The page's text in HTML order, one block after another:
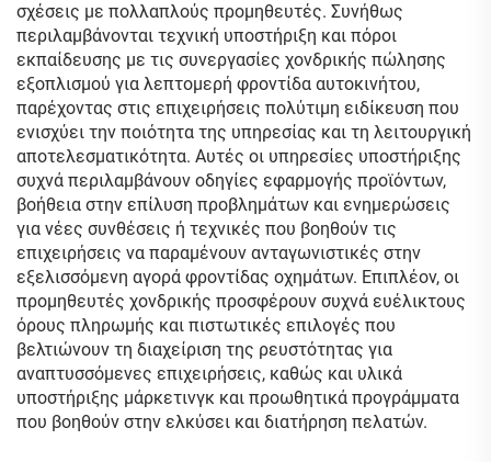
σχέσεις με πολλαπλούς προμηθευτές. Συνήθως
περιλαμβάνονται τεχνική υποστήριξη και πόροι
εκπαίδευσης με τις συνεργασίες χονδρικής πώλησης
εξοπλισμού για λεπτομερή φροντίδα αυτοκινήτου,
παρέχοντας στις επιχειρήσεις πολύτιμη ειδίκευση που
ενισχύει την ποιότητα της υπηρεσίας και τη λειτουργική
αποτελεσματικότητα. Αυτές οι υπηρεσίες υποστήριξης
συχνά περιλαμβάνουν οδηγίες εφαρμογής προϊόντων,
βοήθεια στην επίλυση προβλημάτων και ενημερώσεις
για νέες συνθέσεις ή τεχνικές που βοηθούν τις
επιχειρήσεις να παραμένουν ανταγωνιστικές στην
εξελισσόμενη αγορά φροντίδας οχημάτων. Επιπλέον, οι
προμηθευτές χονδρικής προσφέρουν συχνά ευέλικτους
όρους πληρωμής και πιστωτικές επιλογές που
βελτιώνουν τη διαχείριση της ρευστότητας για
αναπτυσσόμενες επιχειρήσεις, καθώς και υλικά
υποστήριξης μάρκετινγκ και προωθητικά προγράμματα
που βοηθούν στην ελκύσει και διατήρηση πελατών.